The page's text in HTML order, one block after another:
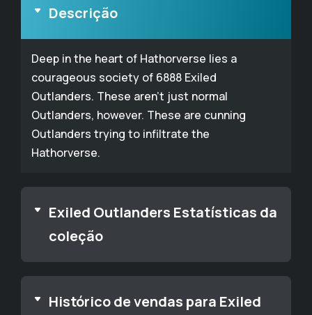
Descrição
Deep in the heart of Hathorverse lies a
courageous society of 6888 Exiled
Outlanders. These aren't just normal
Outlanders, however. These are cunning
Outlanders trying to infiltrate the
Hathorverse.
Exiled Outlanders Estatísticas da
coleção
Histórico de vendas para Exiled